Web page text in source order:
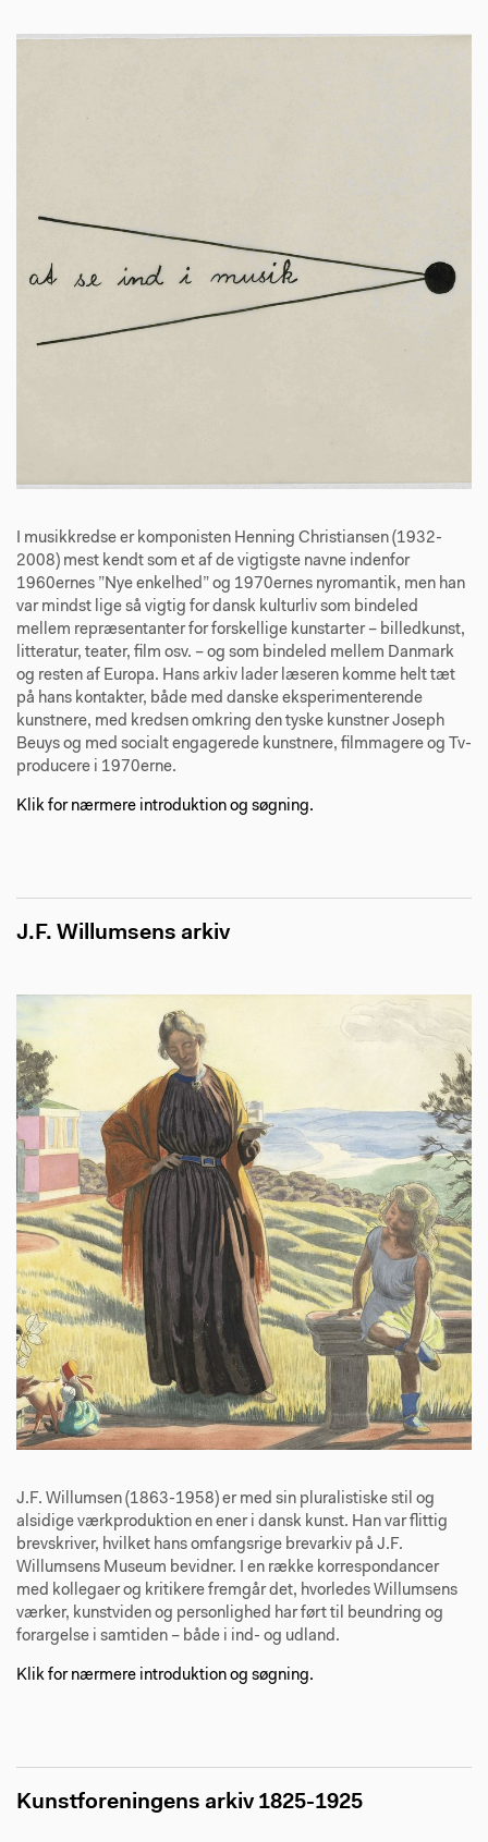
I musikkredse er komponisten Henning Christiansen (1932-
2008) mest kendt som et af de vigtigste navne indenfor
1960ernes ”Nye enkelhed” og 1970ernes nyromantik, men han
var mindst lige så vigtig for dansk kulturliv som bindeled
mellem repræsentanter for forskellige kunstarter – billedkunst,
litteratur, teater, film osv. – og som bindeled mellem Danmark
og resten af Europa. Hans arkiv lader læseren komme helt tæt
på hans kontakter, både med danske eksperimenterende
kunstnere, med kredsen omkring den tyske kunstner Joseph
Beuys og med socialt engagerede kunstnere, filmmagere og Tv-
producere i 1970erne.
Klik for nærmere introduktion og søgning.
J.F. Willumsens arkiv
J.F. Willumsen (1863-1958) er med sin pluralistiske stil og
alsidige værkproduktion en ener i dansk kunst. Han var flittig
brevskriver, hvilket hans omfangsrige brevarkiv på J.F.
Willumsens Museum bevidner. I en række korrespondancer
med kollegaer og kritikere fremgår det, hvorledes Willumsens
værker, kunstviden og personlighed har ført til beundring og
forargelse i samtiden – både i ind- og udland.
Klik for nærmere introduktion og søgning.
Kunstforeningens arkiv 1825-1925